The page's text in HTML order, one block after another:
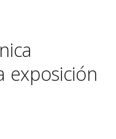
exposición